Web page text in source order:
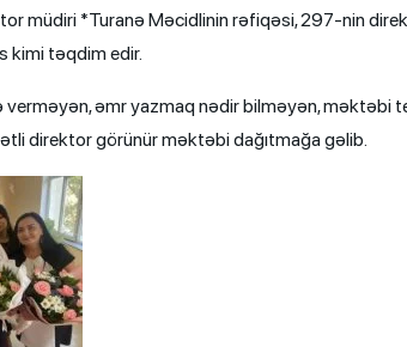
müdiri *Turanə Məcidlinin rəfiqəsi, 297-nin
kimi təqdim edir.
verməyən, əmr yazmaq nədir bilməyən, məktəbi
direktor görünür məktəbi dağıtmağa gəlib.